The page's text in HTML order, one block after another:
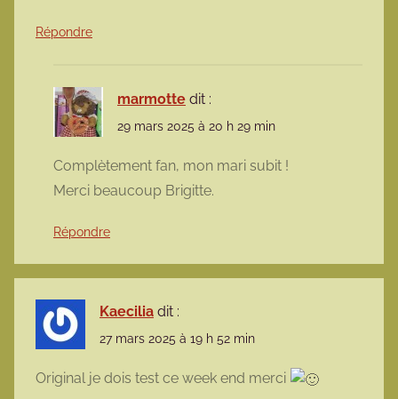
Répondre
marmotte dit :
29 mars 2025 à 20 h 29 min
Complètement fan, mon mari subit !
Merci beaucoup Brigitte.
Répondre
Kaecilia dit :
27 mars 2025 à 19 h 52 min
Original je dois test ce week end merci